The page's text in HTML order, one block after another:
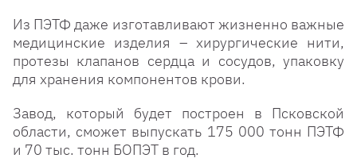
Из ПЭТФ даже изготавливают жизненно важные
медицинские изделия – хирургические нити,
протезы клапанов сердца и сосудов, упаковку
для хранения компонентов крови.
Завод, который будет построен в Псковской
области, сможет выпускать 175 000 тонн ПЭТФ
и 70 тыс. тонн БОПЭТ в год.